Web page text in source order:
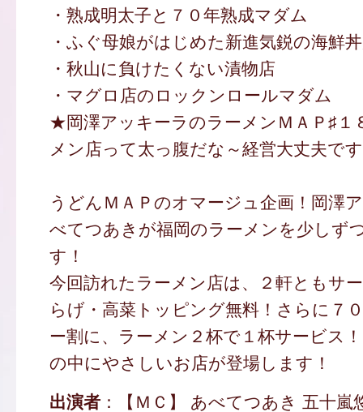
・熟成明太子と７０年熟成マダム
・ふぐ母娘がはじめた新進気鋭の海鮮
・秋山に負けたくない漬物店
・マグロ店のロックンロールマダム
★岡澤アッキーラのラーメンＭＡＰ♯
メン店って太っ腹だな～経営大丈夫で
うどんＭＡＰのオマージュ企画！岡澤
べてつあきが福岡のラーメンを少しず
す！
今回訪れたラーメン店は、２軒ともサ
らげ・高菜トッピング無料！さらに７
ー割に、ラーメン２杯で１杯サービス
の中にやさしいお店が登場します！
出演者：【ＭＣ】 あべてつあき 五十嵐